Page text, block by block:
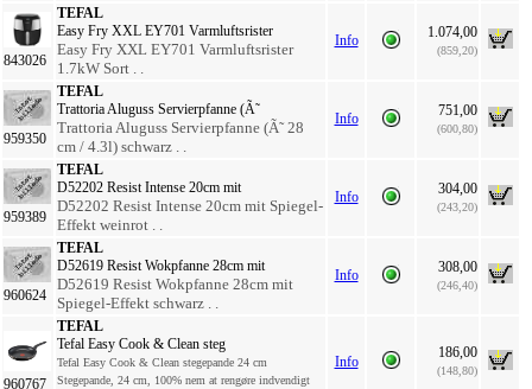
843026
TEFAL
Easy Fry XXL EY701 Varmluftsrister
Easy Fry XXL EY701 Varmluftsrister
1.7kW Sort . .
Info 1.074,00
(859,20)
959350
TEFAL
Trattoria Aluguss Servierpfanne (Ã˜
Trattoria Aluguss Servierpfanne (Ã˜ 28
cm / 4.3l) schwarz . .
Info 751,00
(600,80)
959389
TEFAL
D52202 Resist Intense 20cm mit
D52202 Resist Intense 20cm mit Spiegel-
Effekt weinrot . .
Info 304,00
(243,20)
960624
TEFAL
D52619 Resist Wokpfanne 28cm mit
D52619 Resist Wokpfanne 28cm mit
Spiegel-Effekt schwarz . .
Info 308,00
(246,40)
960767
TEFAL
Tefal Easy Cook & Clean steg
Tefal Easy Cook & Clean stegepande 24 cm
Stegepande, 24 cm, 100% nem at rengøre indvendigt
Info
186,00
(148,80)